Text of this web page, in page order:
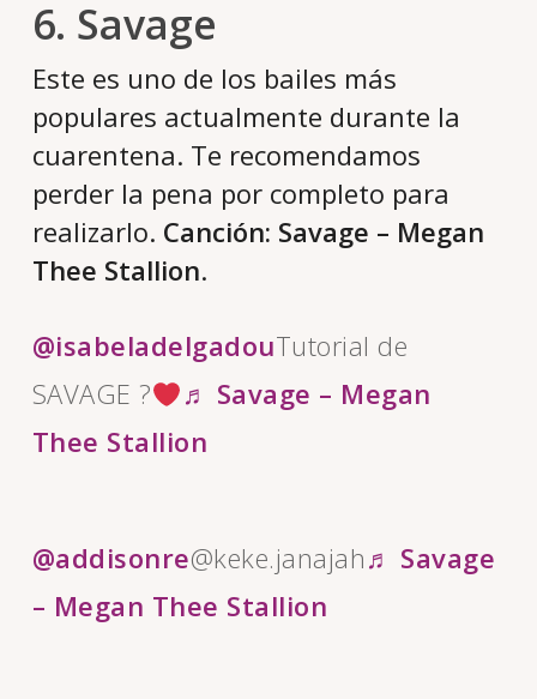
6. Savage
Este es uno de los bailes más
populares actualmente durante la
cuarentena. Te recomendamos
perder la pena por completo para
realizarlo. Canción: Savage – Megan
Thee Stallion.
@isabeladelgadouTutorial de
SAVAGE ?
♬ Savage – Megan
Thee Stallion
@addisonre@keke.janajah♬ Savage
– Megan Thee Stallion